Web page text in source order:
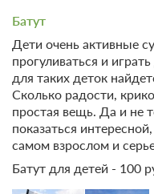
Батут
Дети очень активные
прогуливаться и
для таких деток
Сколько радости,
простая вещь. Да и не
показаться
самом взрослом и
Батут для детей - 100